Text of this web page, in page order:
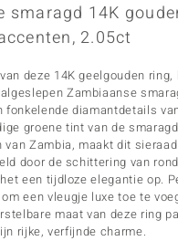
smaragd 14K
2.05ct
deze 14K geelgouden
Zambiaanse
fonkelende diamantdetails
groene tint van de
van Zambia, maakt dit
door de schittering van
een tijdloze elegantie op.
een vleugje luxe toe te
maat van deze ring
rijke, verfijnde charme.